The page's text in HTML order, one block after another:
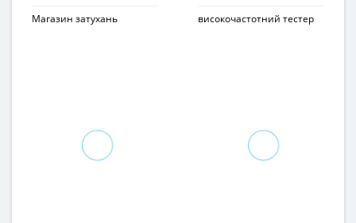
Магазин затухань високочастотний тестер